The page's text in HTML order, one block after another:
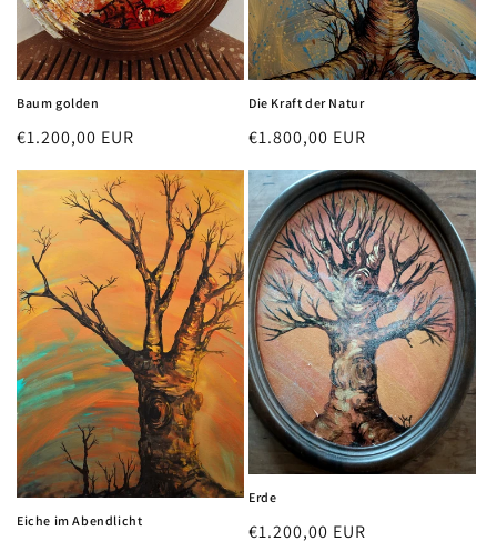
Baum golden
Regular
price
€1.200,00 EUR
Die Kraft der Natur
Regular
price
€1.800,00 EUR
Eiche im Abendlicht
Erde
Regular
€1.200,00 EUR